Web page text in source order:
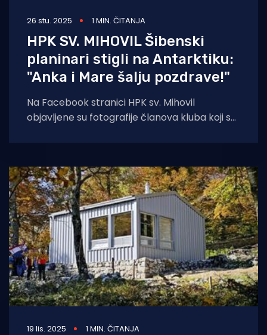
26 stu. 2025 1 MIN. ČITANJA
HPK SV. MIHOVIL Šibenski
planinari stigli na Antarktiku:
"Anka i Mare šalju pozdrave!"
Na Facebook stranici HPK sv. Mihovil
objavljene su fotografije članova kluba koji se
Nekoliko njihovih
19 lis. 2025 1 MIN. ČITANJA